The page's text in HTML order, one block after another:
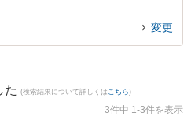
初回相談無料で労働組合対策を法律相談
たい』などでお困りの相談者さんにおす
変更
た (検索結果について詳しくは こちら)
3件中 1-3件を表示